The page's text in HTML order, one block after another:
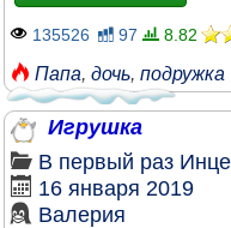
135526 97 8.82
Папа, дочь, подружка
Игрушка
В первый раз
16 января 2019
Валерия